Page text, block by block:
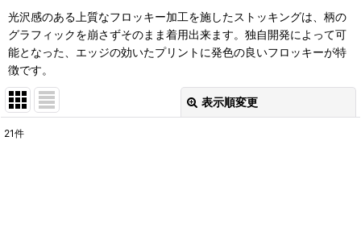
光沢感のある上質なフロッキー加工を施したストッキングは、柄の
グラフィックを崩さずそのまま着用出来ます。独自開発によって可
能となった、エッジの効いたプリントに発色の良いフロッキーが特
徴です。
表示順変更
21件